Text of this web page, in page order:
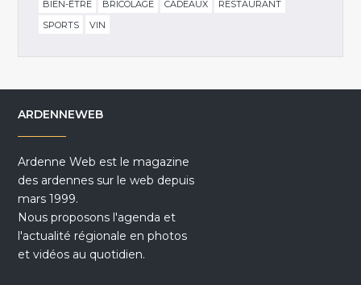
BIEN-ÊTRE
BRICOLAGE CADEAUX
RESTAURANT
SPORTS
VIN
ARDENNEWEB
Ardenne Web est le magazine
des ardennes sur le web depuis
mars 1999.
Nous proposons l'agenda et
l'actualité régionale en photos
et vidéos au quotidien.